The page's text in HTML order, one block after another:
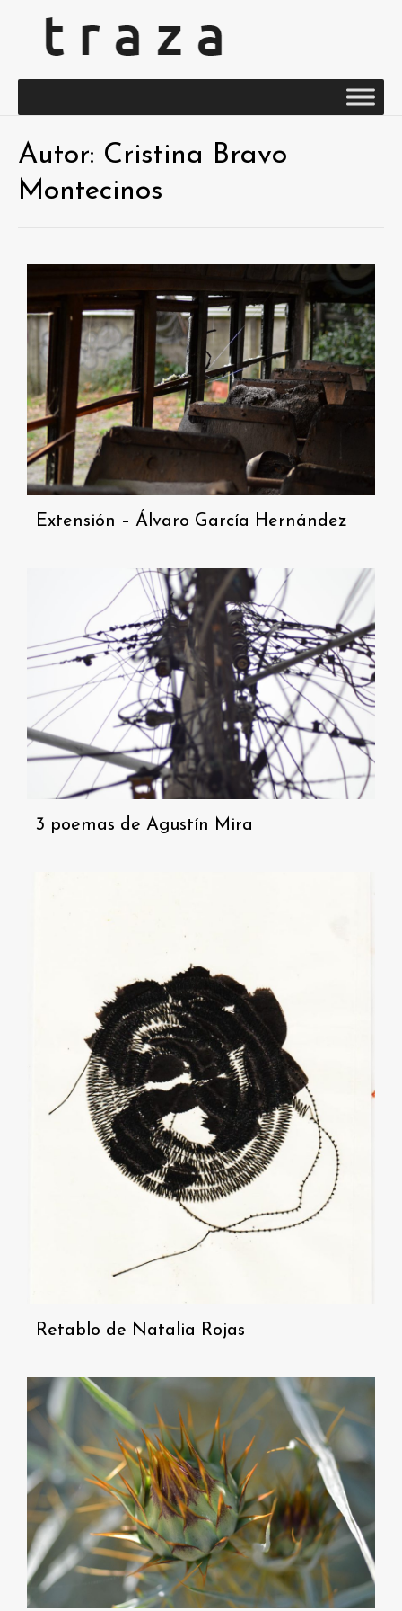
Autor: Cristina Bravo
Montecinos
Extensión – Álvaro García Hernández
3 poemas de Agustín Mira
Retablo de Natalia Rojas